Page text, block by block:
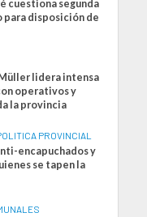
cuestiona segunda
disposición de
lidera intensa
operativos y
la provincia
PROVINCIAL
encapuchados y
se tapen la